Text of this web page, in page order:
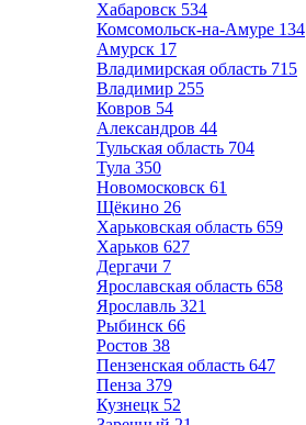
Хабаровск 534
Комсомольск-на-Амуре 134
Амурск 17
Владимирская область 715
Владимир 255
Ковров 54
Александров 44
Тульская область 704
Тула 350
Новомосковск 61
Щёкино 26
Харьковская область 659
Харьков 627
Дергачи 7
Ярославская область 658
Ярославль 321
Рыбинск 66
Ростов 38
Пензенская область 647
Пенза 379
Кузнецк 52